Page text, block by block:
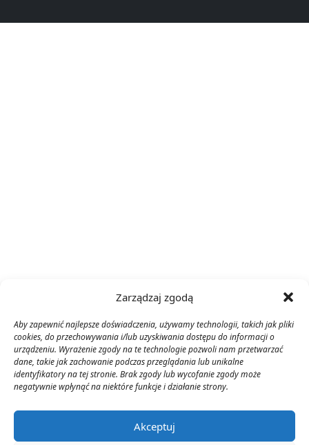
Zarządzaj zgodą
Aby zapewnić najlepsze doświadczenia, używamy technologii, takich jak pliki
cookies, do przechowywania i/lub uzyskiwania dostępu do informacji o
urządzeniu. Wyrażenie zgody na te technologie pozwoli nam przetwarzać
dane, takie jak zachowanie podczas przeglądania lub unikalne
identyfikatory na tej stronie. Brak zgody lub wycofanie zgody może
negatywnie wpłynąć na niektóre funkcje i działanie strony.
Akceptuj